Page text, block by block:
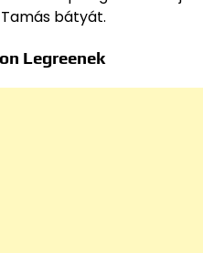
bátyát.
Legreenek